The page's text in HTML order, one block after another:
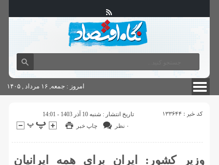
آگهی های دولتی چاپ
امروز : جمعه, ۱۶ مرداد , ۱۴۰۵
کد خبر : 133644
تاریخ انتشار : شنبه 10 آذر 1403 - 14:01
چاپ خبر
۰ نظر
وزیر کشور: ایران برای همه ایرانیان